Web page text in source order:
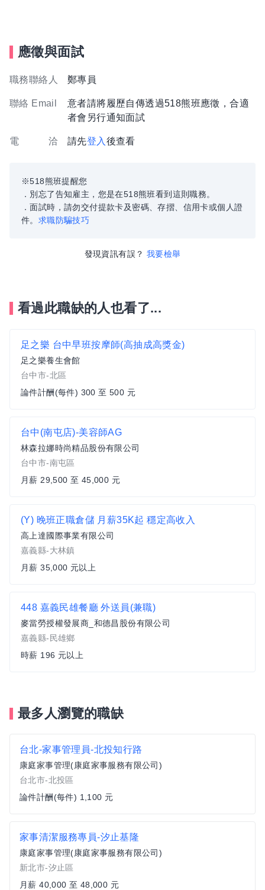
應徵與面試
職務聯絡人 鄭專員
聯絡 Email
意者請將履歷自傳透過518熊班應徵，合適
者會另行通知面試
電 洽 請先登入 後查看
※518熊班提醒您
．別忘了告知雇主，您是在518熊班看到這則職務。
．面試時，請勿交付提款卡及密碼、存摺、信用卡或個人證
件。 求職防騙技巧
發現資訊有誤？ 我要檢舉
看過此職缺的人也看了...
足之樂 台中早班按摩師(高抽成高獎金)
足之樂養生會館
台中市-北區
論件計酬(每件) 300 至 500 元
台中(南屯店)-美容師AG
林森拉娜時尚精品股份有限公司
台中市-南屯區
月薪 29,500 至 45,000 元
(Y) 晚班正職倉儲 月薪35K起 穩定高收入
高上達國際事業有限公司
嘉義縣-大林鎮
月薪 35,000 元以上
448 嘉義民雄餐廳 外送員(兼職)
麥當勞授權發展商_和德昌股份有限公司
嘉義縣-民雄鄉
時薪 196 元以上
最多人瀏覽的職缺
台北-家事管理員-北投知行路
康庭家事管理(康庭家事服務有限公司)
台北市-北投區
論件計酬(每件) 1,100 元
家事清潔服務專員-汐止基隆
康庭家事管理(康庭家事服務有限公司)
新北市-汐止區
月薪 40,000 至 48,000 元